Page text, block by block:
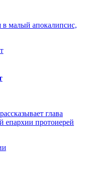
малый апокалипсис,
глава
епархии протоиерей